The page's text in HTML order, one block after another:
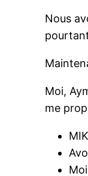
Nous
Moi,
me